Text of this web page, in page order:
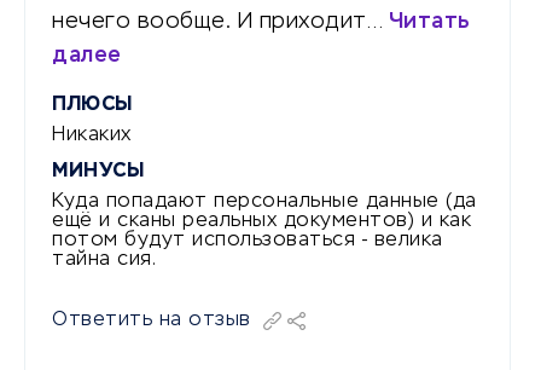
нечего вообще. И приходит… Читать
далее
ПЛЮСЫ
Никаких
МИНУСЫ
Куда попадают персональные данные (да
ещё и сканы реальных документов) и как
потом будут использоваться - велика
тайна сия.
Ответить на отзыв